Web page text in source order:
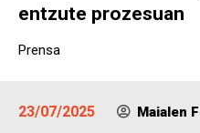
entzute prozesuan
Prensa
23/07/2025 Maialen